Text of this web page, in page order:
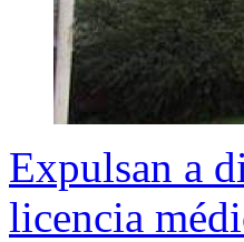
Expulsan a
licencia